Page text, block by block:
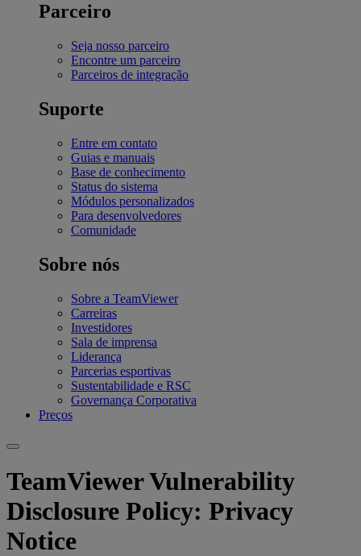
Parceiro
Seja nosso parceiro
Encontre um parceiro
Parceiros de integração
Suporte
Entre em contato
Guias e manuais
Base de conhecimento
Status do sistema
Módulos personalizados
Para desenvolvedores
Comunidade
Sobre nós
Sobre a TeamViewer
Carreiras
Investidores
Sala de imprensa
Liderança
Parcerias esportivas
Sustentabilidade e RSC
Governança Corporativa
Preços
TeamViewer Vulnerability
Disclosure Policy: Privacy
Notice